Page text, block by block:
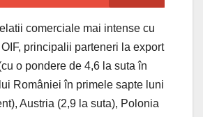
comerciale mai intense cu
principalii parteneri la export
o pondere de 4,6 la suta în
României în primele sapte luni
Austria (2,9 la suta), Polonia